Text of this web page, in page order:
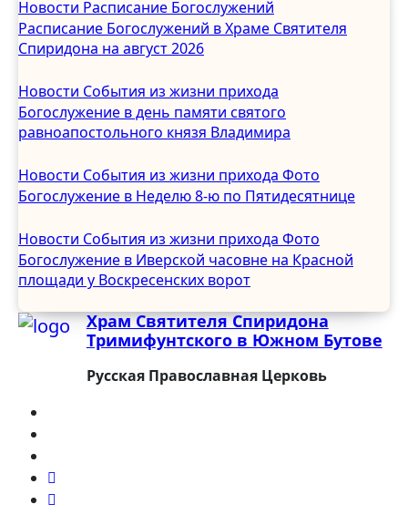
Февраль 2025
Январь 2025
Декабрь 2024
Ноябрь 2024
Октябрь 2024
Сентябрь 2024
Август 2024
Июль 2024
Июнь 2024
Май 2024
Апрель 2024
Март 2024
Февраль 2024
Декабрь 2023
Ноябрь 2023
Сентябрь 2023
Май 2023
Апрель 2023
Новости Расписание Богослужений
Расписание Богослужений в Храме Святителя
Спиридона на август 2026
Новости События из жизни прихода
Богослужение в день памяти святого
равноапостольного князя Владимира
Новости События из жизни прихода Фото
Богослужение в Неделю 8-ю по Пятидесятнице
Новости События из жизни прихода Фото
Богослужение в Иверской часовне на Красной
площади у Воскресенских ворот
Храм Святителя Спиридона
Тримифунтского в Южном Бутове
Русская Православная Церковь